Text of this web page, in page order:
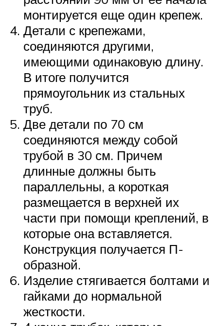
монтируется еще один крепеж.
Детали с крепежами,
соединяются другими,
имеющими одинаковую длину.
В итоге получится
прямоугольник из стальных
труб.
Две детали по 70 см
соединяются между собой
трубой в 30 см. Причем
длинные должны быть
параллельны, а короткая
размещается в верхней их
части при помощи креплений, в
которые она вставляется.
Конструкция получается П-
образной.
Изделие стягивается болтами и
гайками до нормальной
жесткости.